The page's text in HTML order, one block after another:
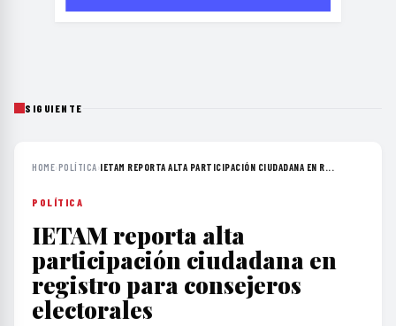
SIGUIENTE
HOME›POLÍTICA›IETAM REPORTA ALTA PARTICIPACIÓN CIUDADANA EN R...
POLÍTICA
IETAM reporta alta
participación ciudadana en
registro para consejeros
electorales